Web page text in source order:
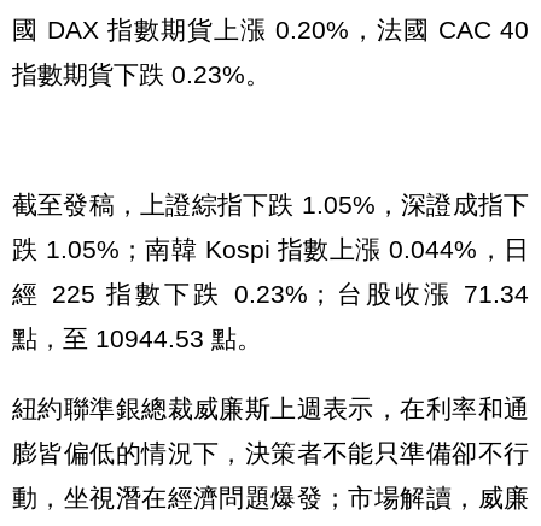
國 DAX 指數期貨上漲 0.20%，法國 CAC 40
指數期貨下跌 0.23%。
截至發稿，上證綜指下跌 1.05%，深證成指下
跌 1.05%；南韓 Kospi 指數上漲 0.044%，日
經 225 指數下跌 0.23%；台股收漲 71.34
點，至 10944.53 點。
紐約聯準銀總裁威廉斯 上週表示，在利率和通
膨皆偏低的情況下，決策者不能只準備卻不行
動，坐視潛在經濟問題爆發；市場解讀，威廉